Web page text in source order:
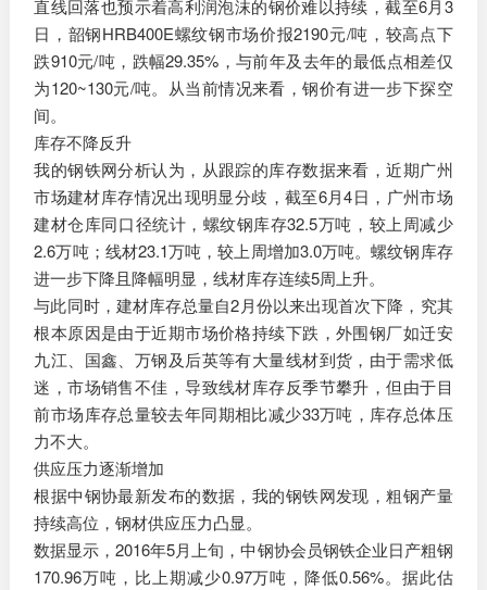
直线回落也预示着高利润泡沫的钢价难以持续，截至6月3
日，韶钢HRB400E螺纹钢市场价报2190元/吨，较高点下
跌910元/吨，跌幅29.35%，与前年及去年的最低点相差仅
为120~130元/吨。从当前情况来看，钢价有进一步下探空
间。
库存不降反升
我的钢铁网分析认为，从跟踪的库存数据来看，近期广州
市场建材库存情况出现明显分歧，截至6月4日，广州市场
建材仓库同口径统计，螺纹钢库存32.5万吨，较上周减少
2.6万吨；线材23.1万吨，较上周增加3.0万吨。螺纹钢库存
进一步下降且降幅明显，线材库存连续5周上升。
与此同时，建材库存总量自2月份以来出现首次下降，究其
根本原因是由于近期市场价格持续下跌，外围钢厂如迁安
九江、国鑫、万钢及后英等有大量线材到货，由于需求低
迷，市场销售不佳，导致线材库存反季节攀升，但由于目
前市场库存总量较去年同期相比减少33万吨，库存总体压
力不大。
供应压力逐渐增加
根据中钢协最新发布的数据，我的钢铁网发现，粗钢产量
持续高位，钢材供应压力凸显。
数据显示，2016年5月上旬，中钢协会员钢铁企业日产粗钢
170.96万吨，比上期减少0.97万吨，降低0.56%。据此估